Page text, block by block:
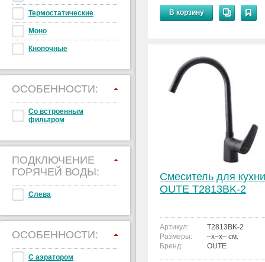
Термостатические
Моно
Кнопочные
ОСОБЕННОСТИ:
Со встроенным
фильтром
ПОДКЛЮЧЕНИЕ
ГОРЯЧЕЙ ВОДЫ:
Слева
ОСОБЕННОСТИ:
С аэратором
В корзину
Смеситель для кухни
OUTE T2813BK-2
Артикул:
T2813BK-2
Размеры:
–x–x– см.
Бренд:
OUTE